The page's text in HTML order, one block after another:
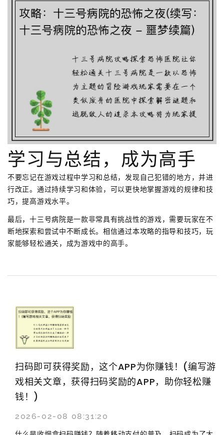
学习与总结，成为高手
不要忘记在游戏过程中学习和总结，发现自己犯错的地方，并进
行改正。通过持续学习和体验，可以更快地掌握游戏的规律和技
巧，提高游戏水平。
最后，十三号病院是一款非常具有挑战性的游戏，需要玩家在不
断地探索和尝试中不断成长。相信通过本攻略的指导和技巧，玩
家能够轻松通关，成为游戏中的高手。
扫码即可获得奖励，这个APP为你赚钱！(编写游
戏相关文章，获得扫码奖励的APP，助你轻松赚
钱！)
2026-02-08 08:31:20